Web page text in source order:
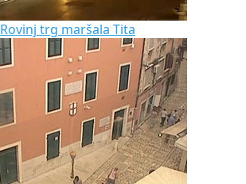
Rovinj trg maršala Tita